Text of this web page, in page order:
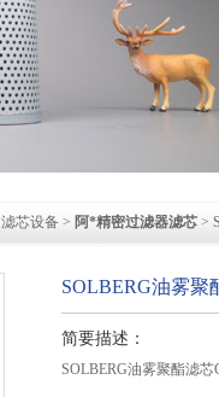
滤芯设备 > 阿*精密过滤器滤芯 >
SOLBERG油雾聚
简要描述：
SOLBERG油雾聚酯滤芯